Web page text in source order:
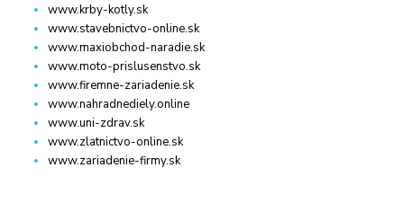
www.krby-kotly.sk
www.stavebnictvo-online.sk
www.maxiobchod-naradie.sk
www.moto-prislusenstvo.sk
www.firemne-zariadenie.sk
www.nahradnediely.online
www.uni-zdrav.sk
www.zlatnictvo-online.sk
www.zariadenie-firmy.sk